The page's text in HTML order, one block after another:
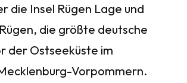
die Insel Rügen Lage und
die größte deutsche
der Ostseeküste im
Vorpommern.